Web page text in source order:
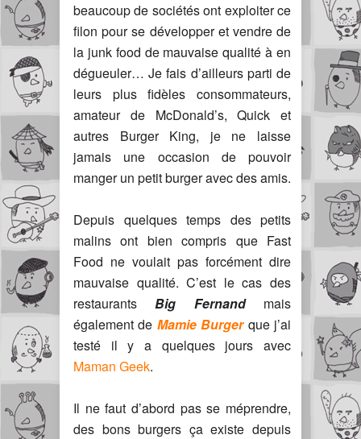
beaucoup de sociétés ont exploiter ce
filon pour se développer et vendre de
la junk food de mauvaise qualité à en
dégueuler… Je fais d’ailleurs parti de
leurs plus fidèles consommateurs,
amateur de McDonald’s, Quick et
autres Burger King, je ne laisse
jamais une occasion de pouvoir
manger un petit burger avec des amis.
Depuis quelques temps des petits
malins ont bien compris que Fast
Food ne voulait pas forcément dire
mauvaise qualité. C’est le cas des
restaurantsBig Fernand
mais
également de Mamie Burger que j’ai
testé il y a quelques jours avec
Maman Geek.
Il ne faut d’abord pas se méprendre,
des bons burgers ça existe depuis